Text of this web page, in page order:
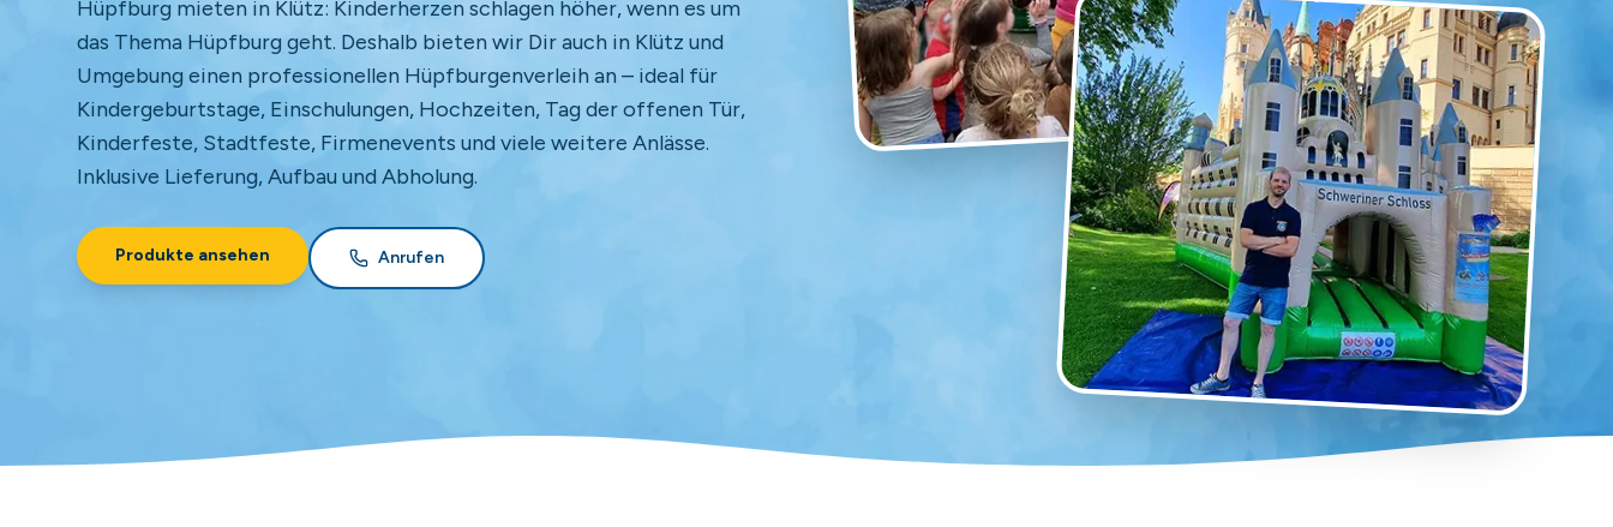
Hüpfburg mieten in Klütz: Kinderherzen schlagen höher, wenn es um
das Thema Hüpfburg geht. Deshalb bieten wir Dir auch in Klütz und
Umgebung einen professionellen Hüpfburgenverleih an – ideal für
Kindergeburtstage, Einschulungen, Hochzeiten, Tag der offenen Tür,
Kinderfeste, Stadtfeste, Firmenevents und viele weitere Anlässe.
Inklusive Lieferung, Aufbau und Abholung.
Produkte ansehen Anrufen